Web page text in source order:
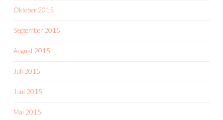
Oktober 2015
September 2015
August 2015
Juli 2015
Juni 2015
Mai 2015